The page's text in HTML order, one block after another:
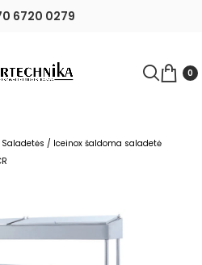
6720 0279
0
Saladetės / Iceinox šaldoma saladetė